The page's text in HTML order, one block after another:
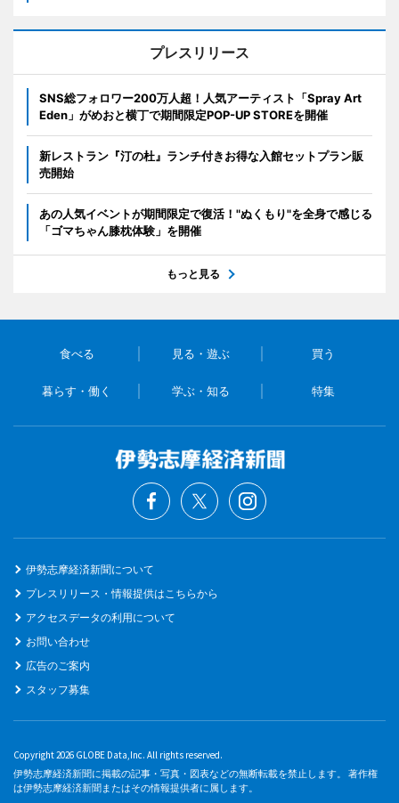
プレスリリース
SNS総フォロワー200万人超！人気アーティスト「Spray Art
Eden」がめおと横丁で期間限定POP-UP STOREを開催
新レストラン『汀の杜』ランチ付きお得な入館セットプラン販
売開始
あの人気イベントが期間限定で復活！"ぬくもり"を全身で感じる
「ゴマちゃん膝枕体験」を開催
もっと見る
食べる 見る・遊ぶ 買う
暮らす・働く 学ぶ・知る 特集
伊勢志摩経済新聞について
プレスリリース・情報提供はこちらから
アクセスデータの利用について
お問い合わせ
広告のご案内
スタッフ募集
Copyright 2026 GLOBE Data,Inc. All rights reserved.
伊勢志摩経済新聞に掲載の記事・写真・図表などの無断転載を禁止します。 著作権
は伊勢志摩経済新聞またはその情報提供者に属します。